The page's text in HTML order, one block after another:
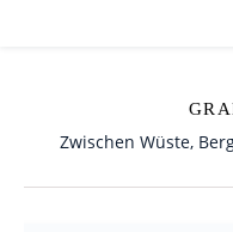
Zwischen Wüste,